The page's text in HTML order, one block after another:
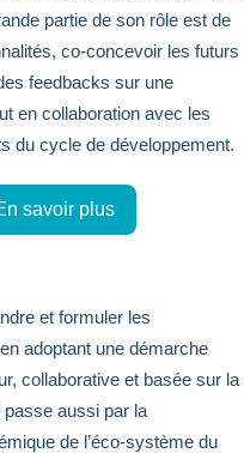
partie de son rôle est de
co-concevoir les futurs
feedbacks sur une
en collaboration avec les
du cycle de développement.
savoir plus
et formuler les
adoptant une démarche
collaborative et basée sur la
aussi par la
de l’éco-système du